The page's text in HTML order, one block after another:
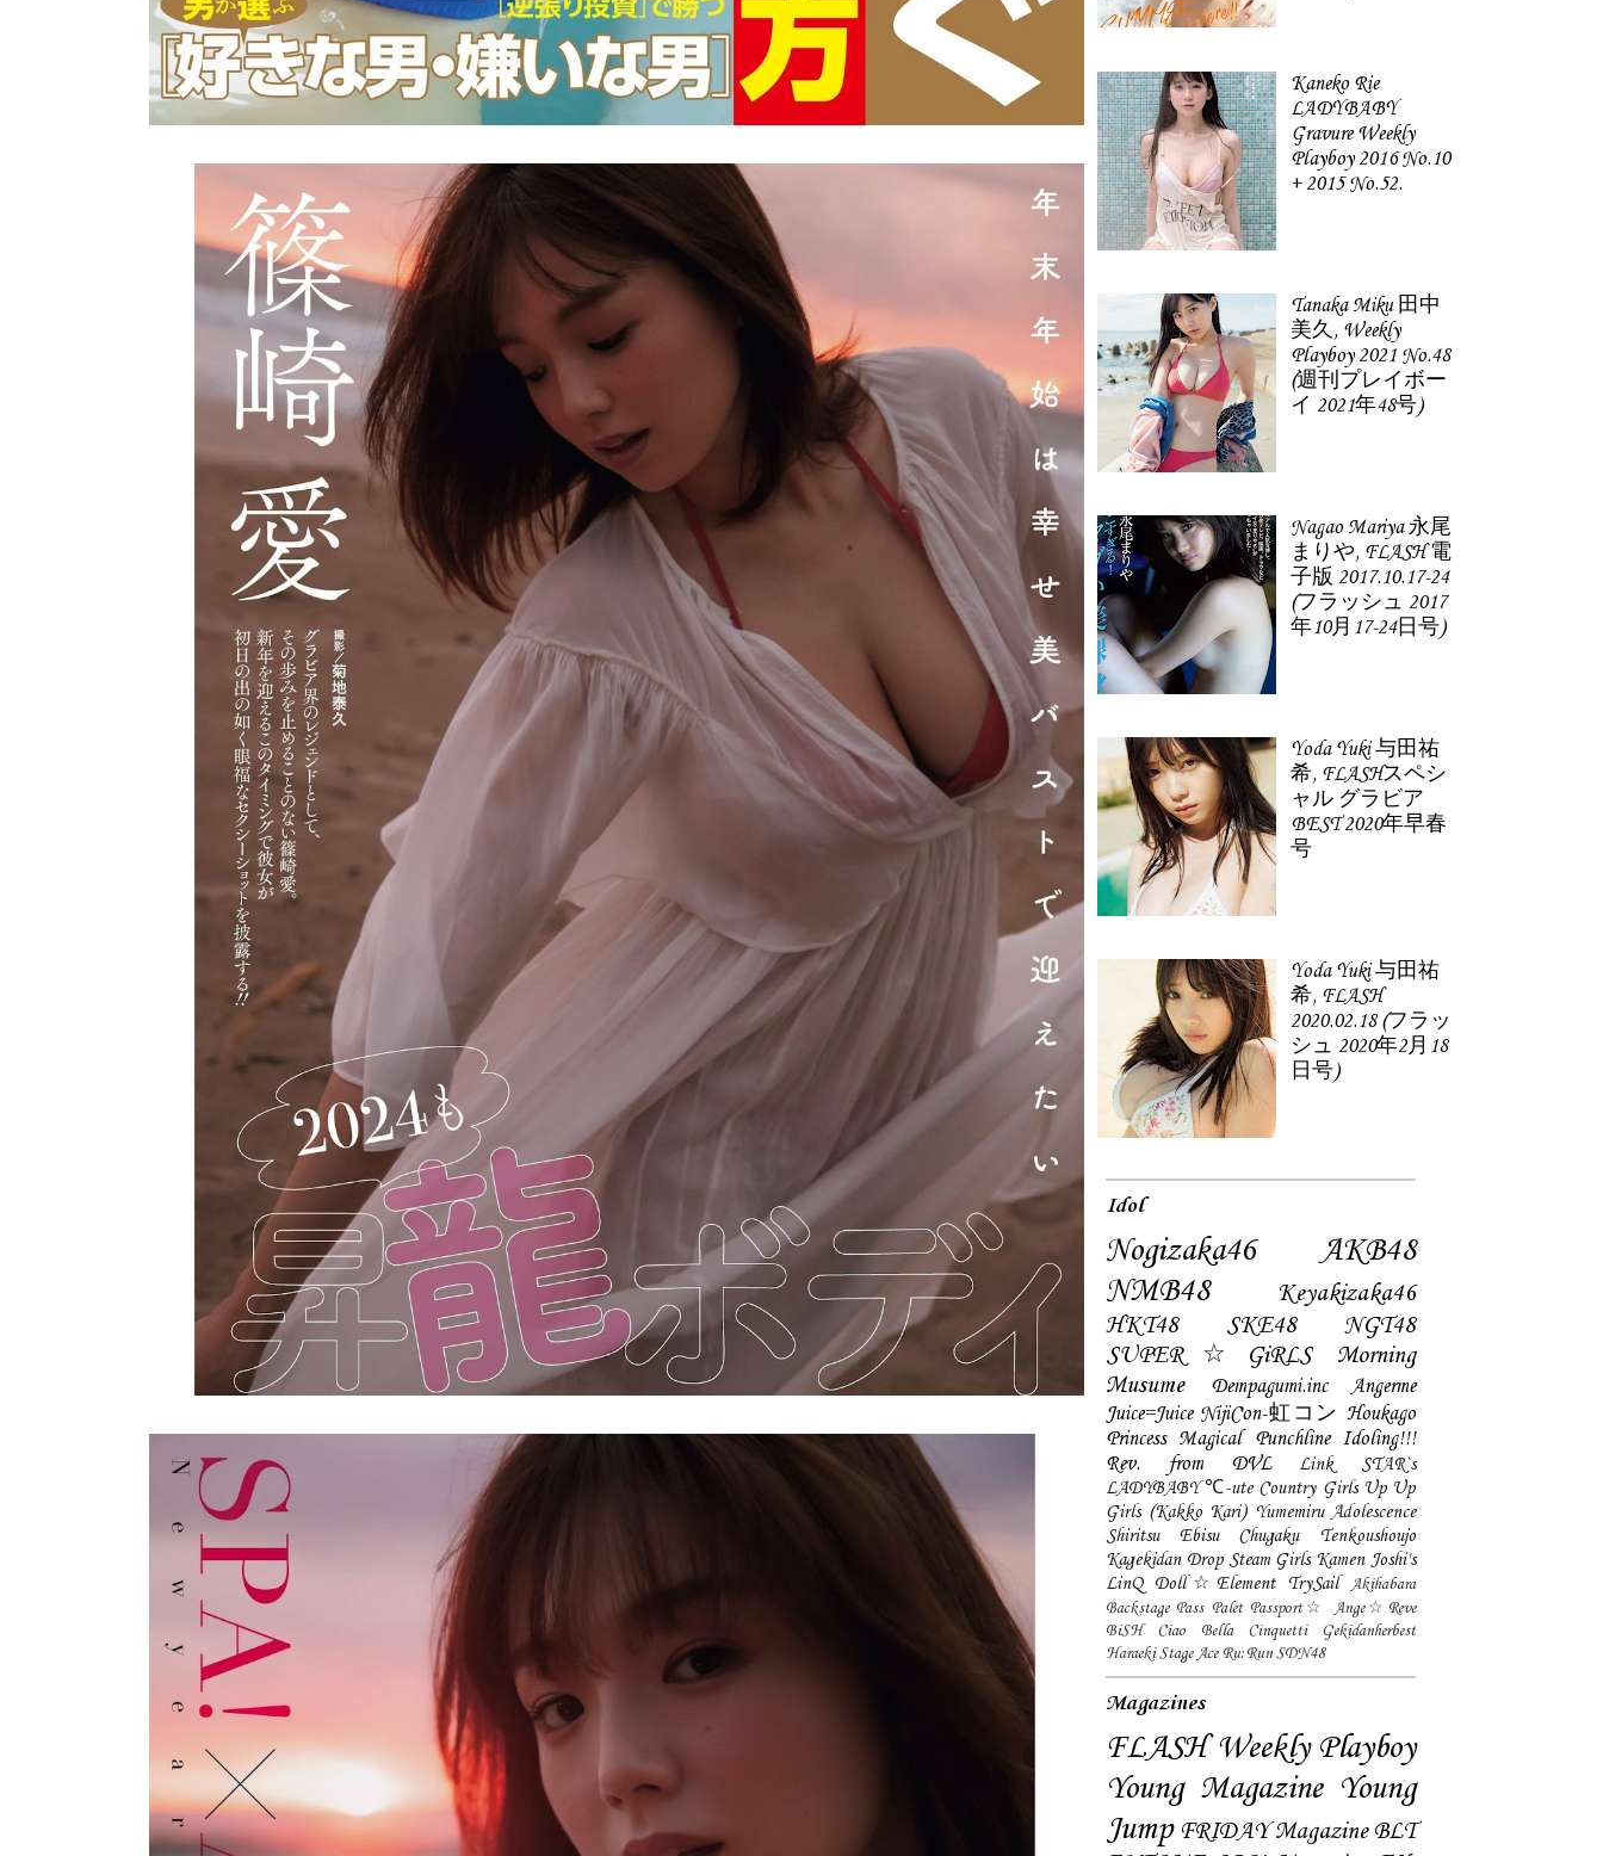
Kaneko Rie
LADYBABY
Gravure Weekly
Playboy 2016 No.10
+ 2015 No.52.
Tanaka Miku 田中
美久, Weekly
Playboy 2021 No.48
(週刊プレイボー
イ 2021年48号)
Nagao Mariya 永尾
まりや, FLASH 電
子版 2017.10.17-24
(フラッシュ 2017
年10月17-24日号)
Yoda Yuki 与田祐
希, FLASHスペシ
ャル グラビア
BEST 2020年早春
号
Yoda Yuki 与田祐
希, FLASH
2020.02.18 (フラッ
シュ 2020年2月18
日号)
Idol
Nogizaka46
AKB48
NMB48
Keyakizaka46
HKT48
SKE48
NGT48
SUPER☆GiRLS
Morning
Musume
Dempagumi.inc
Angerme
Juice=Juice NijiCon-虹コン Houkago
Princess Magical Punchline Idoling!!!
Rev. from DVL
Link STAR`s
LADYBABY ℃-ute Country Girls Up Up
Girls (Kakko Kari) Yumemiru Adolescence
Shiritsu Ebisu Chugaku
Tenkoushoujo
Kagekidan Drop Steam Girls Kamen Joshi's
LinQ Doll☆Element TrySail
Akihabara
Backstage Pass Palet Passport☆
Ange☆Reve
BiSH
Ciao Bella Cinquetti
Gekidanherbest
Haraeki Stage Ace Ru:Run SDN48
Magazines
FLASH Weekly Playboy
Young Magazine Young
Jump FRIDAY Magazine BLT